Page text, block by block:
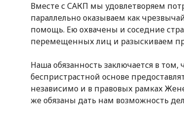
Вместе с САКП мы удовлетворяем
параллельно оказываем как
помощь. Ею охвачены и соседние
перемещенных лиц и разыскиваем
Наша обязанность заключается в
беспристрастной основе
независимо и в правовых рамках
же обязаны дать нам возможность